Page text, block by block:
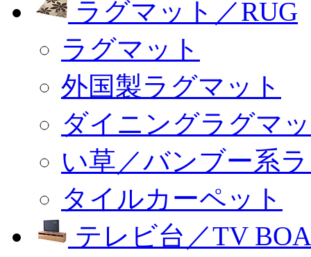
ラグマット／RUG
ラグマット
外国製ラグマット
ダイニングラグマ
い草／バンブー系
タイルカーペット
テレビ台／TV